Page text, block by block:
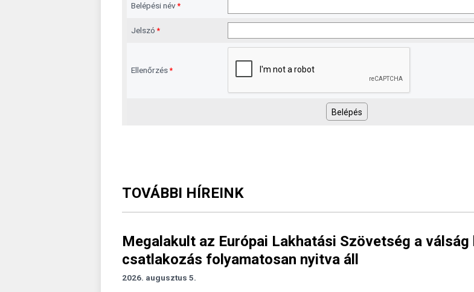
Belépési név *
Jelszó *
Ellenőrzés *
TOVÁBBI HÍREINK
Megalakult az Európai Lakhatási Szövetség a válság
csatlakozás folyamatosan nyitva áll
2026. augusztus 5.